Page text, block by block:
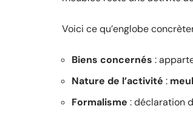
Voici ce qu’englobe
Biens concernés :
Nature de l’activité :
Formalisme : déclaration